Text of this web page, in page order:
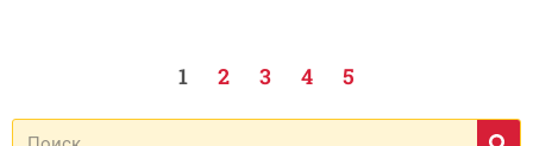
1 2 3 4 5